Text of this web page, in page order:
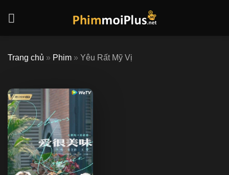
Trang chủ » Phim » Yêu Rất Mỹ Vị